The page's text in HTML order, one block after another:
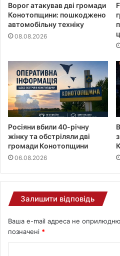
Ворог атакував дві громади
Конотопщини: пошкоджено
автомобільну техніку
08.08.2026
Росіяни вбили 40-річну
жінку та обстріляли дві
громади Конотопщини
06.08.2026
Залишити відповідь
Ваша e-mail адреса не
позначені *